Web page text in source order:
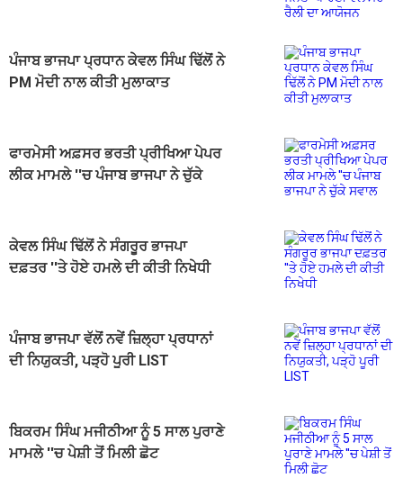
ਪੰਜਾਬ ਭਾਜਪਾ ਪ੍ਰਧਾਨ ਕੇਵਲ ਸਿੰਘ ਢਿੱਲੋਂ ਨੇ
PM ਮੋਦੀ ਨਾਲ ਕੀਤੀ ਮੁਲਾਕਾਤ
ਫਾਰਮੇਸੀ ਅਫ਼ਸਰ ਭਰਤੀ ਪ੍ਰੀਖਿਆ ਪੇਪਰ
ਲੀਕ ਮਾਮਲੇ ''ਚ ਪੰਜਾਬ ਭਾਜਪਾ ਨੇ ਚੁੱਕੇ
ਕੇਵਲ ਸਿੰਘ ਢਿੱਲੋਂ ਨੇ ਸੰਗਰੂਰ ਭਾਜਪਾ
ਦਫ਼ਤਰ ''ਤੇ ਹੋਏ ਹਮਲੇ ਦੀ ਕੀਤੀ ਨਿਖੇਧੀ
ਪੰਜਾਬ ਭਾਜਪਾ ਵੱਲੋਂ ਨਵੇਂ ਜ਼ਿਲ੍ਹਾ ਪ੍ਰਧਾਨਾਂ
ਦੀ ਨਿਯੁਕਤੀ, ਪੜ੍ਹੋ ਪੂਰੀ LIST
ਬਿਕਰਮ ਸਿੰਘ ਮਜੀਠੀਆ ਨੂੰ 5 ਸਾਲ ਪੁਰਾਣੇ
ਮਾਮਲੇ ''ਚ ਪੇਸ਼ੀ ਤੋਂ ਮਿਲੀ ਛੋਟ